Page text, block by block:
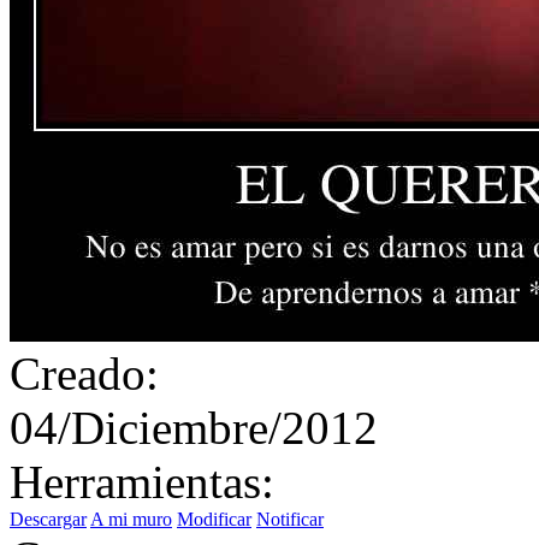
Creado:
04/Diciembre/2012
Herramientas:
Descargar A mi muro Modificar Notificar